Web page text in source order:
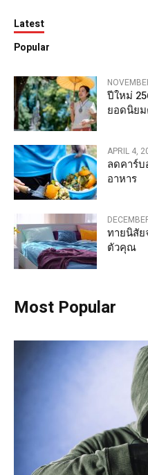
Latest
Popular
ปีใหม่
ยอดนิย
APRIL 4,
ลดคาร์
อาหาร
ทายนิสัย
ตัวคุณ
Most Popular